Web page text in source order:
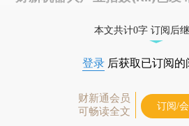
本文共计0字 订阅后
登录 后获取已订阅的
财新通会员
可畅读全文
订阅/